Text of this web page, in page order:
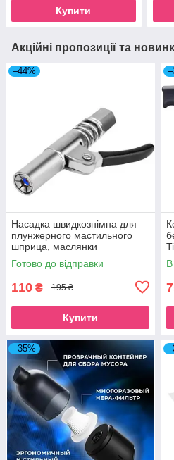
Купити
Акційні пропозиції та
–44%
Насадка швидкознімна для
плунжерного мастильного
шприца, маслянки
Готово до відправки
110 ₴ 195 ₴
Купити
В
–35%